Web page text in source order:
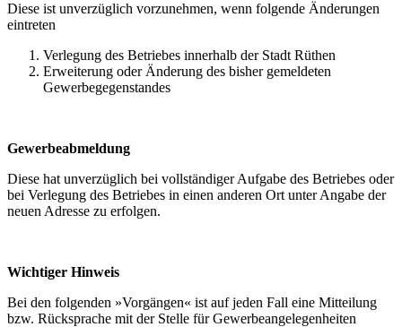
Diese ist unverzüglich vorzunehmen, wenn folgende Änderungen
eintreten
Verlegung des Betriebes innerhalb der Stadt Rüthen
Erweiterung oder Änderung des bisher gemeldeten
Gewerbegegenstandes
Gewerbeabmeldung
Diese hat unverzüglich bei vollständiger Aufgabe des Betriebes oder
bei Verlegung des Betriebes in einen anderen Ort unter Angabe der
neuen Adresse zu erfolgen.
Wichtiger Hinweis
Bei den folgenden »Vorgängen« ist auf jeden Fall eine Mitteilung
bzw. Rücksprache mit der Stelle für Gewerbeangelegenheiten